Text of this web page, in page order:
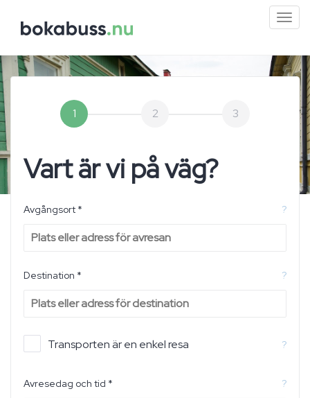
1 2 3
Vart är vi på väg?
Avgångsort * ?
Destination * ?
Transporten är en enkel resa ?
Avresedag och tid * ?